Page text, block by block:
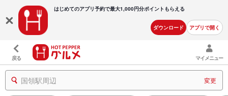
はじめてのアプリ予約で最大1,000円分ポイントもらえる
ダウンロード アプリで開く
戻る マイメニュー
国領駅周辺 変更